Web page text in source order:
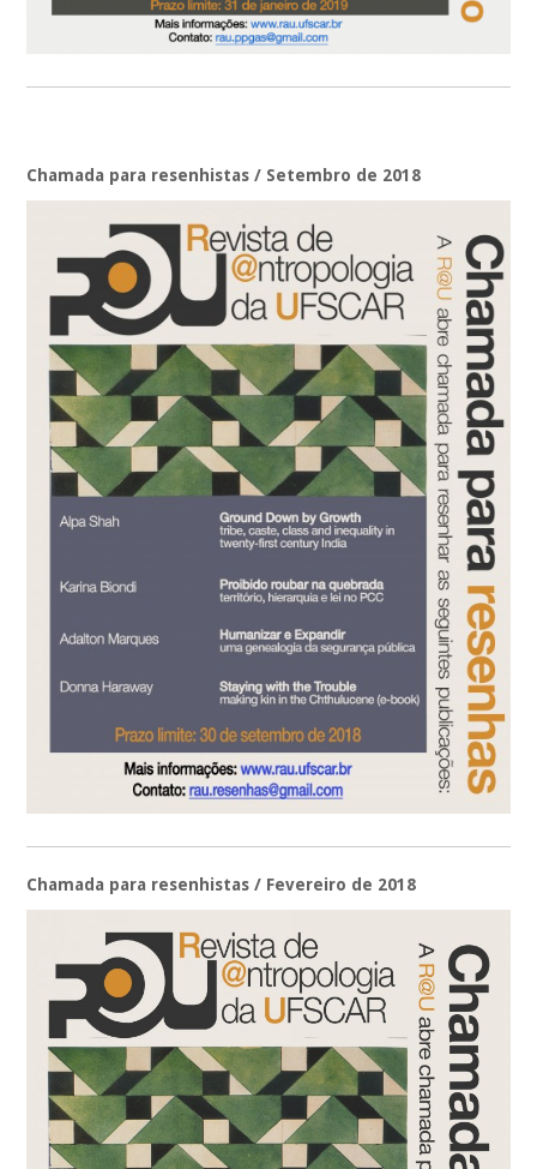
Chamada para resenhistas / Setembro de 2018
Chamada para resenhistas / Fevereiro de 2018